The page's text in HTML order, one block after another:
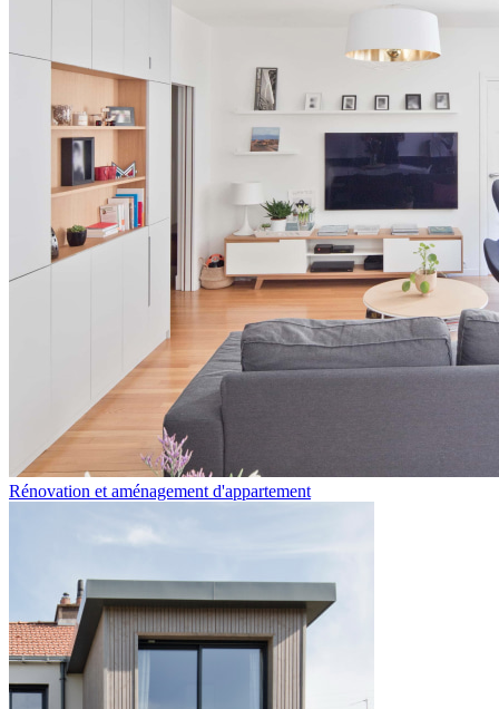
Rénovation et aménagement d'appartement